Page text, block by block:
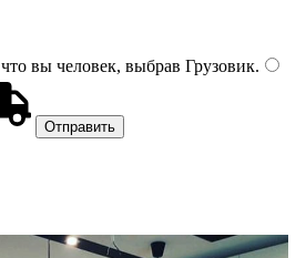
вы человек, выбрав Грузовик.